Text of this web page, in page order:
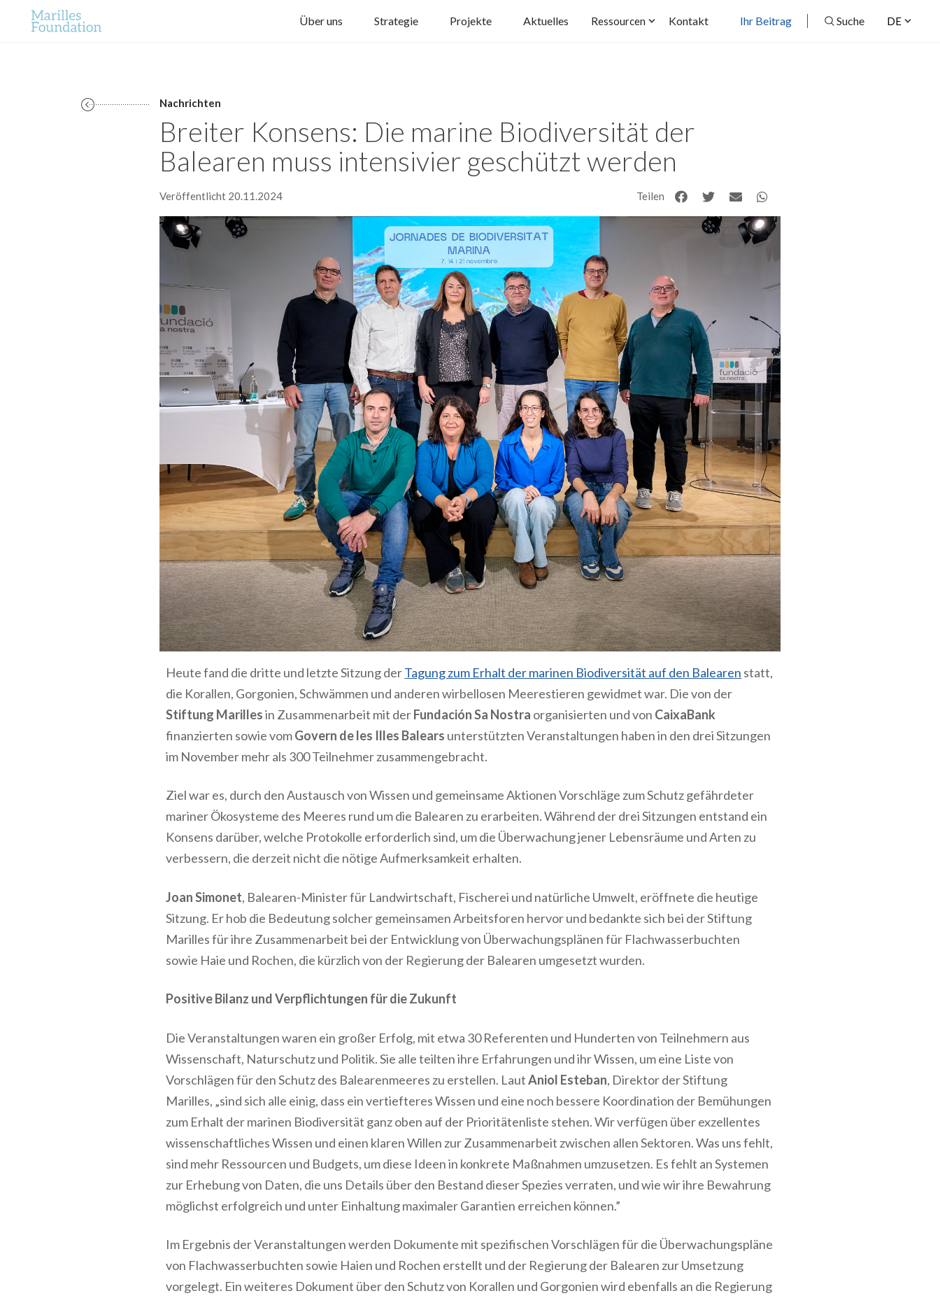
DE
Über uns Strategie Projekte Aktuelles Ressourcen Kontakt Ihr Beitrag Suche
Nachrichten
Breiter Konsens: Die marine Biodiversität der
Balearen muss intensivier geschützt werden
Veröffentlicht 20.11.2024 Teilen
Heute fand die dritte und letzte Sitzung derTagung zum Erhalt der marinen Biodiversität auf den Balearen statt,
die Korallen, Gorgonien, Schwämmen und anderen wirbellosen Meerestieren gewidmet war. Die von der
Stiftung Marillesin Zusammenarbeit mit derFundación Sa Nostra organisierten und von CaixaBank
finanzierten sowie vomGovern de les Illes Balears unterstützten Veranstaltungen haben in den drei Sitzungen
im November mehr als 300 Teilnehmer zusammengebracht.
Ziel war es, durch den Austausch von Wissen und gemeinsame Aktionen Vorschläge zum Schutz gefährdeter
mariner Ökosysteme des Meeres rund um die Balearen zu erarbeiten. Während der drei Sitzungen entstand ein
Konsens darüber, welche Protokolle erforderlich sind, um die Überwachung jener Lebensräume und Arten zu
verbessern, die derzeit nicht die nötige Aufmerksamkeit erhalten.
Joan Simonet, Balearen-Minister für Landwirtschaft, Fischerei und natürliche Umwelt, eröffnete die heutige
Sitzung. Er hob die Bedeutung solcher gemeinsamen Arbeitsforen hervor und bedankte sich bei der Stiftung
Marilles für ihre Zusammenarbeit bei der Entwicklung von Überwachungsplänen für Flachwasserbuchten
sowie Haie und Rochen, die kürzlich von der Regierung der Balearen umgesetzt wurden.
Positive Bilanz und Verpflichtungen für die Zukunft
Die Veranstaltungen waren ein großer Erfolg, mit etwa 30 Referenten und Hunderten von Teilnehmern aus
Wissenschaft, Naturschutz und Politik. Sie alle teilten ihre Erfahrungen und ihr Wissen, um eine Liste von
Vorschlägen für den Schutz des Balearenmeeres zu erstellen. LautAniol Esteban, Direktor der Stiftung
Marilles, „sind sich alle einig, dass ein vertiefteres Wissen und eine noch bessere Koordination der Bemühungen
zum Erhalt der marinen Biodiversität ganz oben auf der Prioritätenliste stehen. Wir verfügen über exzellentes
wissenschaftliches Wissen und einen klaren Willen zur Zusammenarbeit zwischen allen Sektoren. Was uns fehlt,
sind mehr Ressourcen und Budgets, um diese Ideen in konkrete Maßnahmen umzusetzen. Es fehlt an Systemen
zur Erhebung von Daten, die uns Details über den Bestand dieser Spezies verraten, und wie wir ihre Bewahrung
möglichst erfolgreich und unter Einhaltung maximaler Garantien erreichen können.”
Im Ergebnis der Veranstaltungen werden Dokumente mit spezifischen Vorschlägen für die Überwachungspläne
von Flachwasserbuchten sowie Haien und Rochen erstellt und der Regierung der Balearen zur Umsetzung
vorgelegt. Ein weiteres Dokument über den Schutz von Korallen und Gorgonien wird ebenfalls an die Regierung